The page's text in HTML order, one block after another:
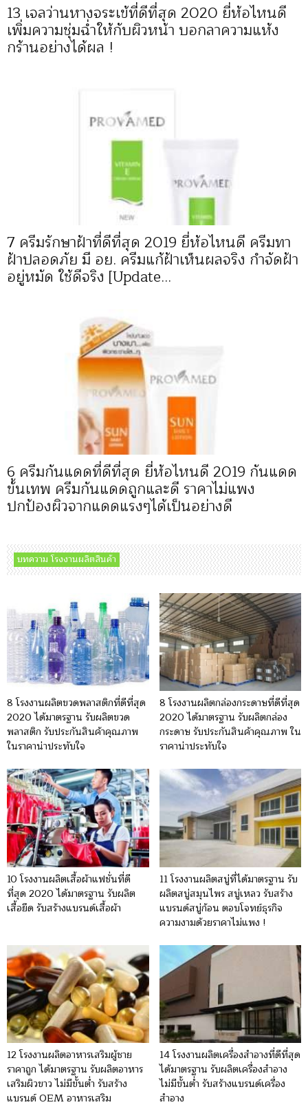
13 เจลว่านหางจระเข้ที่ดีที่สุด 2020 ยี่ห้อไหนดี
เพิ่มความชุ่มฉ่ำให้กับผิวหน้า บอกลาความแห้ง
กร้านอย่างได้ผล !
7 ครีมรักษาฝ้าที่ดีที่สุด 2019 ยี่ห้อไหนดี ครีมทา
ฝ้าปลอดภัย มี อย. ครีมแก้ฝ้าเห็นผลจริง กำจัดฝ้า
อยู่หมัด ใช้ดีจริง [Update...
6 ครีมกันแดดที่ดีที่สุด ยี่ห้อไหนดี 2019 กันแดด
ขั้นเทพ ครีมกันแดดถูกและดี ราคาไม่แพง
ปกป้องผิวจากแดดแรงๆได้เป็นอย่างดี
บทความ โรงงานผลิตสินค้า
8 โรงงานผลิตขวดพลาสติกที่ดีที่สุด
2020 ได้มาตรฐาน รับผลิตขวด
พลาสติก รับประกันสินค้าคุณภาพ
ในราคาน่าประทับใจ
8 โรงงานผลิตกล่องกระดาษที่ดีที่สุด
2020 ได้มาตรฐาน รับผลิตกล่อง
กระดาษ รับประกันสินค้าคุณภาพ ใน
ราคาน่าประทับใจ
10 โรงงานผลิตเสื้อผ้าแฟชั่นที่ดี
ที่สุด 2020 ได้มาตรฐาน รับผลิต
เสื้อยึด รับสร้างแบรนด์เสื้อผ้า
11 โรงงานผลิตสบู่ที่ได้มาตรฐาน รับ
ผลิตสบู่สมุนไพร สบู่เหลว รับสร้าง
แบรนด์สบู่ก้อน ตอบโจทย์ธุรกิจ
ความงามด้วยราคาไม่แพง !
12 โรงงานผลิตอาหารเสริมผู้ชาย
ราคาถูก ได้มาตรฐาน รับผลิตอาหาร
เสริมผิวขาว ไม่มีขั้นต่ำ รับสร้าง
แบรนด์ OEM อาหารเสริม
14 โรงงานผลิตเครื่องสำอางที่ดีที่สุด
ได้มาตรฐาน รับผลิตเครื่องสําอาง
ไม่มีขั้นต่ำ รับสร้างแบรนด์เครื่อง
สำอาง